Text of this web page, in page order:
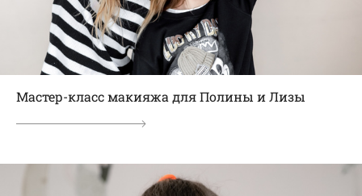
Мастер-класс макияжа для Полины и Лизы